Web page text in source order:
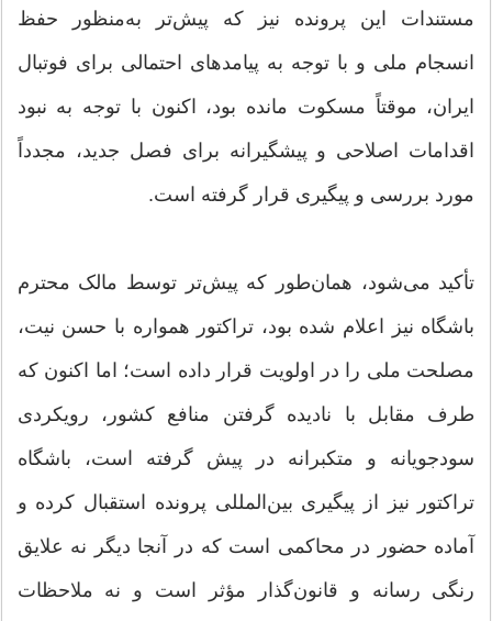
مستندات این پرونده نیز که پیش‌تر به‌منظور حفظ
انسجام ملی و با توجه به پیامدهای احتمالی برای فوتبال
ایران، موقتاً مسکوت مانده بود، اکنون با توجه به نبود
اقدامات اصلاحی و پیشگیرانه برای فصل جدید، مجدداً
مورد بررسی و پیگیری قرار گرفته است.
تأکید می‌شود، همان‌طور که پیش‌تر توسط مالک محترم
باشگاه نیز اعلام شده بود، تراکتور همواره با حسن نیت،
مصلحت ملی را در اولویت قرار داده است؛ اما اکنون که
طرف مقابل با نادیده گرفتن منافع کشور، رویکردی
سودجویانه و متکبرانه در پیش گرفته است، باشگاه
تراکتور نیز از پیگیری بین‌المللی پرونده استقبال کرده و
آماده حضور در محاکمی است که در آنجا دیگر نه علایق
رنگی رسانه و قانون‌گذار مؤثر است و نه ملاحظات